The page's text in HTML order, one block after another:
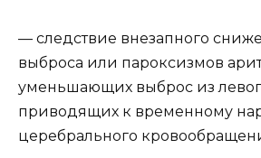
— следствие внезапного
выброса или пароксизмов
уменьшающих выброс из
приводящих к временному
церебрального